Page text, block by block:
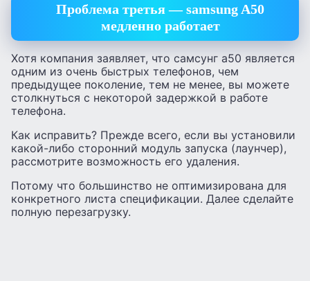
Проблема третья — samsung A50
медленно работает
Хотя компания заявляет, что самсунг а50 является
одним из очень быстрых телефонов, чем
предыдущее поколение, тем не менее, вы можете
столкнуться с некоторой задержкой в ​​работе
телефона.
Как исправить? Прежде всего, если вы установили
какой-либо сторонний модуль запуска (лаунчер),
рассмотрите возможность его удаления.
Потому что большинство не оптимизирована для
конкретного листа спецификации. Далее сделайте
полную перезагрузку.